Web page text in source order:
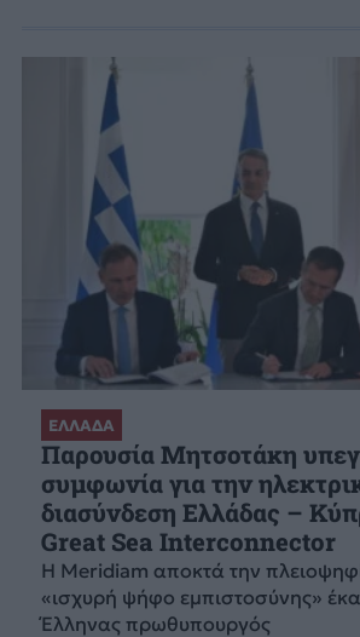
ΕΛΛΑΔΑ
Παρουσία Μητσοτάκη
συμφωνία για την
διασύνδεση Ελλάδας –
Great Sea Interconnector
Η Meridiam αποκτά την
«ισχυρή ψήφο εμπιστοσύνης»
Έλληνας πρωθυπουργός